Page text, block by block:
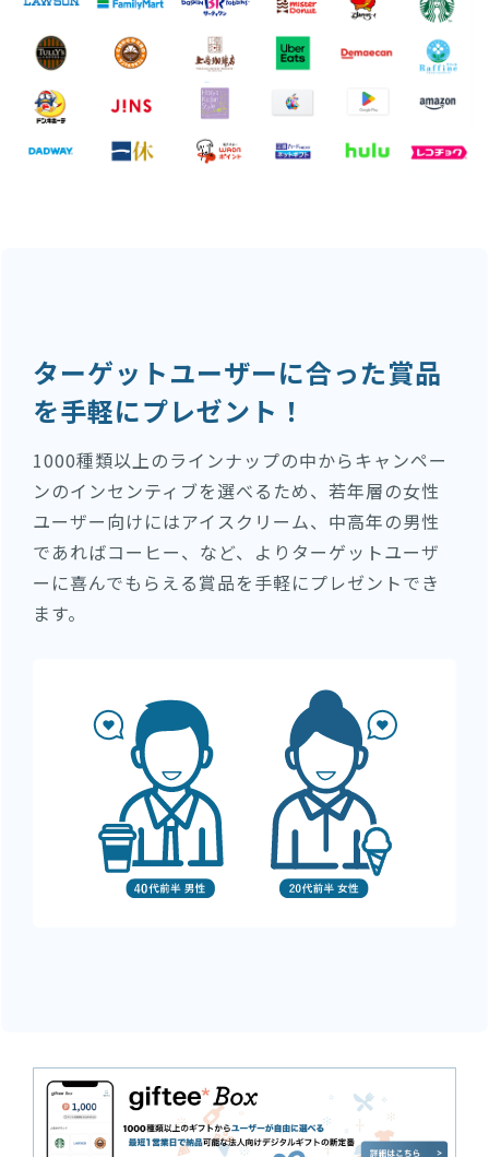
ターゲットユーザーに合った賞品
を手軽にプレゼント！
1000種類以上のラインナップの中からキャンペー
ンのインセンティブを選べるため、若年層の女性
ユーザー向けにはアイスクリーム、中高年の男性
であればコーヒー、など、よりターゲットユーザ
ーに喜んでもらえる賞品を手軽にプレゼントでき
ます。